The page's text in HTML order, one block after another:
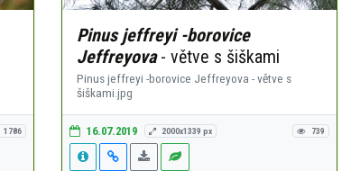
1786
Pinus jeffreyi -borovice
Jeffreyova- větve s šiškami
Pinus jeffreyi -borovice Jeffreyova - větve s
šiškami.jpg
16.07.2019 2000x1339 px 739